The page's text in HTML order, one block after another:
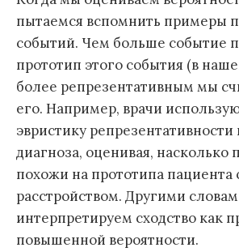
пытаемся вспомнить примеры
событий. Чем больше событие
прототип этого события (в
более репрезентативным мы
его. Например, врачи
эвристику
диагноза, оценивая, насколько
похожи на прототипа пациента
расстройством. Другими
интерпретируем сходство как
повышенной вероятности.